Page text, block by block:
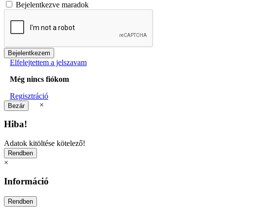
Bejelentkezve maradok
Elfelejtettem a jelszavam
Még nincs fiókom
Regisztráció
×
Hiba!
Adatok kitöltése kötelező!
×
Információ